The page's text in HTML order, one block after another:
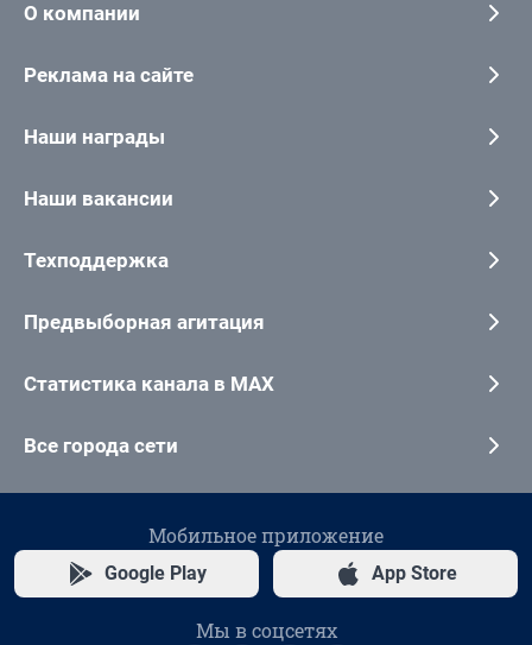
О компании
Реклама на сайте
Наши награды
Наши вакансии
Техподдержка
Предвыборная агитация
Статистика канала в MAX
Все города сети
Мобильное приложение
Google Play App Store
Мы в соцсетях